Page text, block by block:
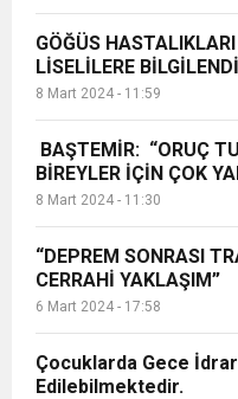
GÖĞÜS
LİSELİLERE
8 Mart 2024 - 11:59
BAŞTEMİR: “ORUÇ
BİREYLER İÇİN ÇOK
8 Mart 2024 - 11:30
“DEPREM SONRASI
CERRAHİ YAKLAŞIM”
6 Mart 2024 - 17:58
Çocuklarda Gece
Edilebilmektedir.